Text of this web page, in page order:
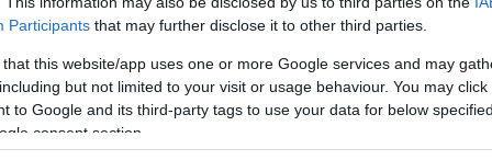
Participants that may further disclose it to other third parties.
that this website/app uses one or more Google services and may
but not limited to your visit or usage behaviour. You may
to Google and its third-party tags to use your data for below
consent section.
κόμιστρο και 50 ευρώ σε όσους